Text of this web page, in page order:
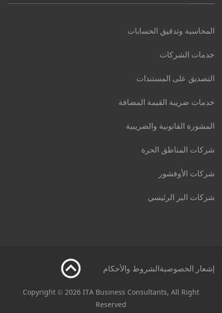
المحاسبة وتدقيق الحسابات
خدمات الشركات
التصديق على المستندات
خدمات ضريبة القيمة المضافة
المشورة القانونية والضريبية
شركات المناطق الحرة
شركات الأوفشور
شركات البر الرئيسي
إشعار الخصوصيةالشروط والأحكام
Copyright © 2026 ITA Business Consultants, All Right
Reserved